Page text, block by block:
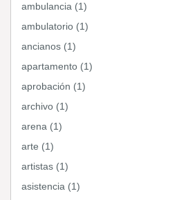
ambulancia (1)
ambulatorio (1)
ancianos (1)
apartamento (1)
aprobación (1)
archivo (1)
arena (1)
arte (1)
artistas (1)
asistencia (1)